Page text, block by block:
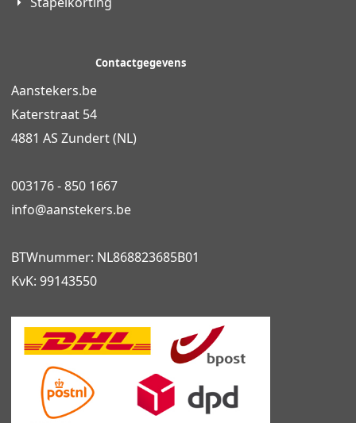
Contactgegevens
Aanstekers.be
Katerstraat 54
4881 AS Zundert (NL)
003176 - 850 1667
info@aanstekers.be
BTWnummer: NL868823685B01
KvK: 99143550